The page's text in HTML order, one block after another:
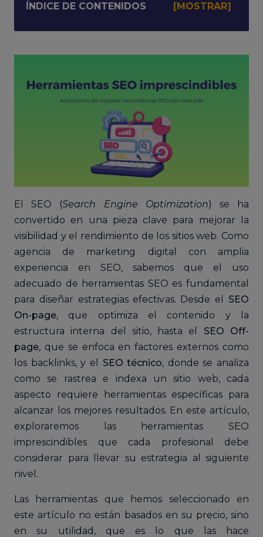
ÍNDICE DE CONTENIDOS
El SEO (Search Engine Optimization) se ha
convertido en una pieza clave para mejorar la
visibilidad y el rendimiento de los sitios web. Como
agencia de marketing digital con amplia
experiencia en SEO, sabemos que el uso
adecuado de herramientas SEO es fundamental
para diseñar estrategias efectivas. Desde el SEO
On-page, que optimiza el contenido y la
estructura interna del sitio, hasta el SEO Off-
page, que se enfoca en factores externos como
los backlinks, y el SEO técnico, donde se analiza
como se rastrea e indexa un sitio web, cada
aspecto requiere herramientas específicas para
alcanzar los mejores resultados. En este artículo,
exploraremos las herramientas SEO
imprescindibles que cada profesional debe
considerar para llevar su estrategia al siguiente
nivel.
Las herramientas que hemos seleccionado en
este artículo no están basados en su precio, sino
en su utilidad, que es lo que las hace